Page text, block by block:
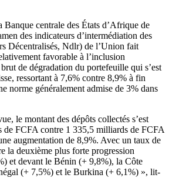
Banque centrale des États d’Afrique de
des indicateurs d’intermédiation des
Décentralisés, Ndlr) de l’Union fait
favorable à l’inclusion
de dégradation du portefeuille qui s’est
ressortant à 7,6% contre 8,9% à fin
norme généralement admise de 3% dans
le montant des dépôts collectés s’est
de FCFA contre 1 335,5 milliards de FCFA
augmentation de 8,9%. Avec un taux de
la deuxième plus forte progression
et devant le Bénin (+ 9,8%), la Côte
(+ 7,5%) et le Burkina (+ 6,1%) », lit-